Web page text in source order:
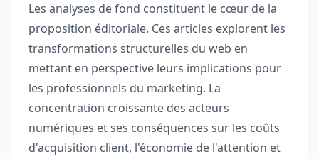
Les analyses de fond constituent le cœur de la
proposition éditoriale. Ces articles explorent les
transformations structurelles du web en
mettant en perspective leurs implications pour
les professionnels du marketing. La
concentration croissante des acteurs
numériques et ses conséquences sur les coûts
d'acquisition client, l'économie de l'attention et